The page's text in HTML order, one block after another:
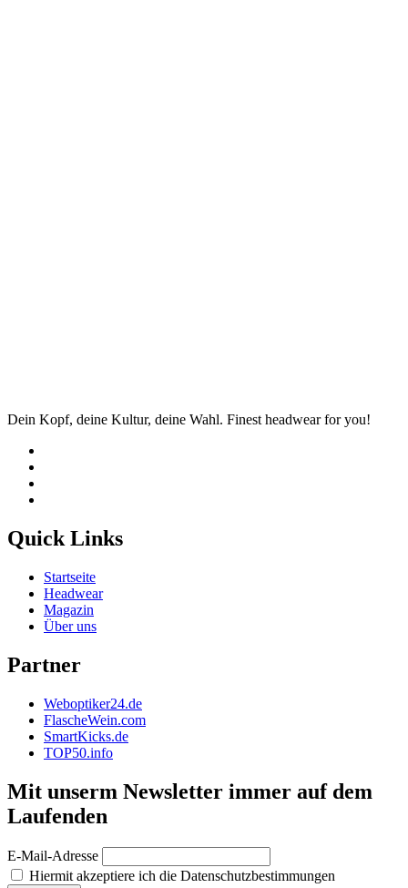
Dein Kopf, deine Kultur, deine Wahl. Finest headwear for you!
Quick Links
Startseite
Headwear
Magazin
Über uns
Partner
Weboptiker24.de
FlascheWein.com
SmartKicks.de
TOP50.info
Mit unserm Newsletter immer auf dem
Laufenden
E-Mail-Adresse
Hiermit akzeptiere ich die Datenschutzbestimmungen